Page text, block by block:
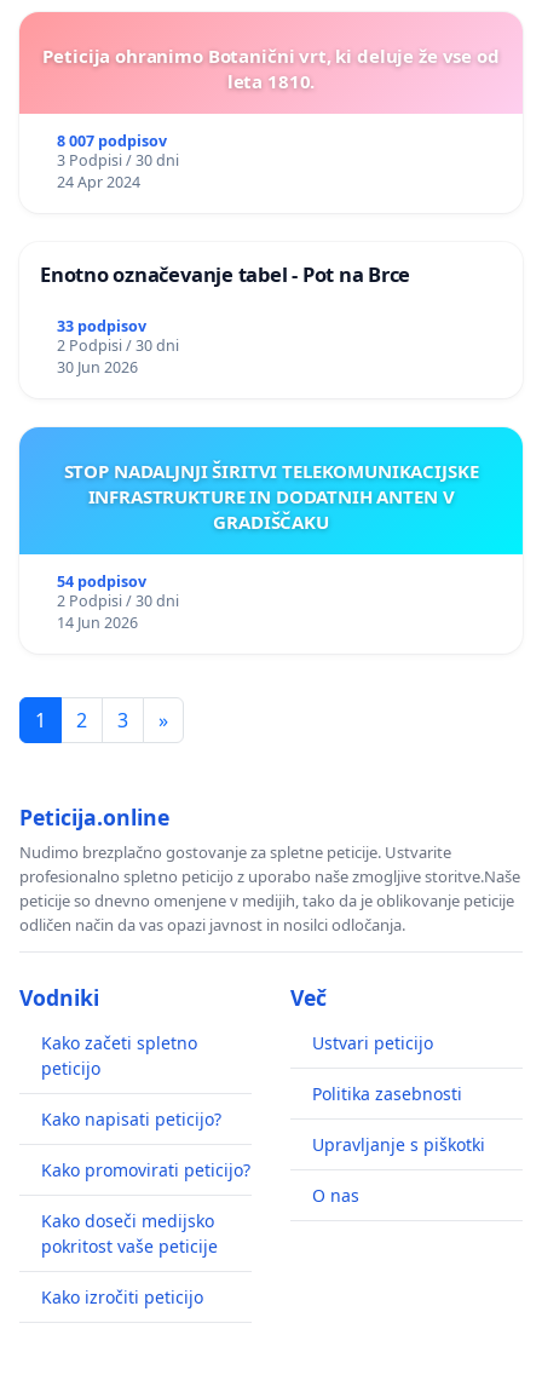
Peticija ohranimo Botanični vrt, ki deluje že vse od
leta 1810.
8 007 podpisov
3 Podpisi / 30 dni
24 Apr 2024
Enotno označevanje tabel - Pot na Brce
33 podpisov
2 Podpisi / 30 dni
30 Jun 2026
STOP NADALJNJI ŠIRITVI TELEKOMUNIKACIJSKE
INFRASTRUKTURE IN DODATNIH ANTEN V
GRADIŠČAKU
54 podpisov
2 Podpisi / 30 dni
14 Jun 2026
1 2 3 »
Peticija.online
Nudimo brezplačno gostovanje za spletne peticije. Ustvarite
profesionalno spletno peticijo z uporabo naše zmogljive storitve.Naše
peticije so dnevno omenjene v medijih, tako da je oblikovanje peticije
odličen način da vas opazi javnost in nosilci odločanja.
Vodniki
Kako začeti spletno
peticijo
Kako napisati peticijo?
Kako promovirati peticijo?
Kako doseči medijsko
pokritost vaše peticije
Kako izročiti peticijo
Več
Ustvari peticijo
Politika zasebnosti
Upravljanje s piškotki
O nas